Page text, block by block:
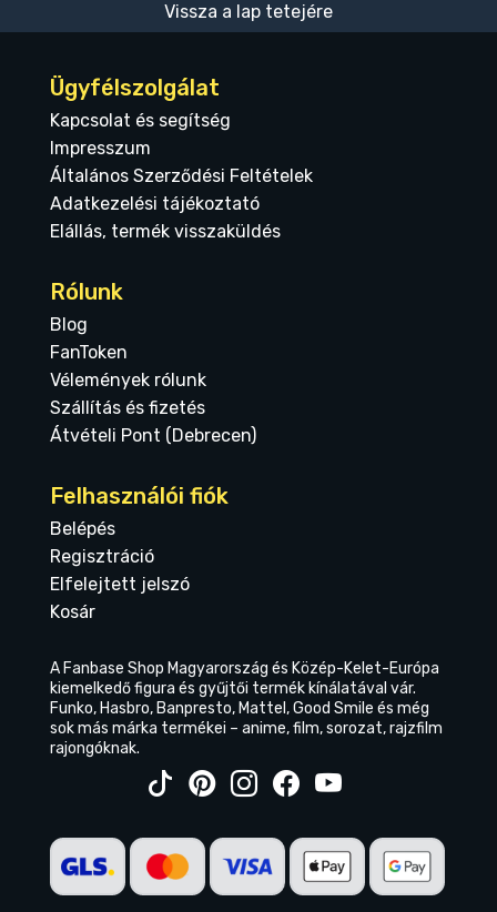
Vissza a lap tetejére
Ügyfélszolgálat
Kapcsolat és segítség
Impresszum
Általános Szerződési Feltételek
Adatkezelési tájékoztató
Elállás, termék visszaküldés
Rólunk
Blog
FanToken
Vélemények rólunk
Szállítás és fizetés
Átvételi Pont (Debrecen)
Felhasználói fiók
Belépés
Regisztráció
Elfelejtett jelszó
Kosár
A Fanbase Shop Magyarország és Közép-Kelet-Európa
kiemelkedő figura és gyűjtői termék kínálatával vár.
Funko, Hasbro, Banpresto, Mattel, Good Smile és még
sok más márka termékei – anime, film, sorozat, rajzfilm
rajongóknak.